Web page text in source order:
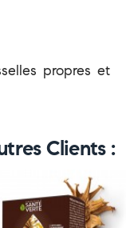
propres et
Clients :